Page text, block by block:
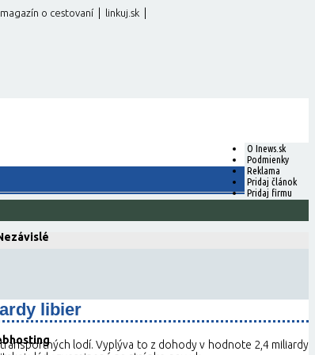
magazín o cestovaní linkuj.sk
O Inews.sk
Podmienky
Reklama
Pridaj článok
Pridaj firmu
libier
lodí. Vyplýva to z dohody v hodnote 2,4 miliardy